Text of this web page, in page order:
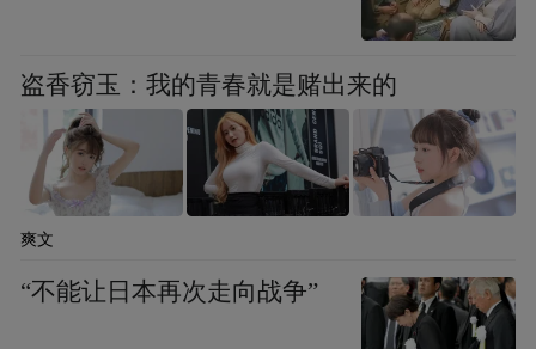
盗香窃玉：我的青春就是赌出来的
爽文
“不能让日本再次走向战争”